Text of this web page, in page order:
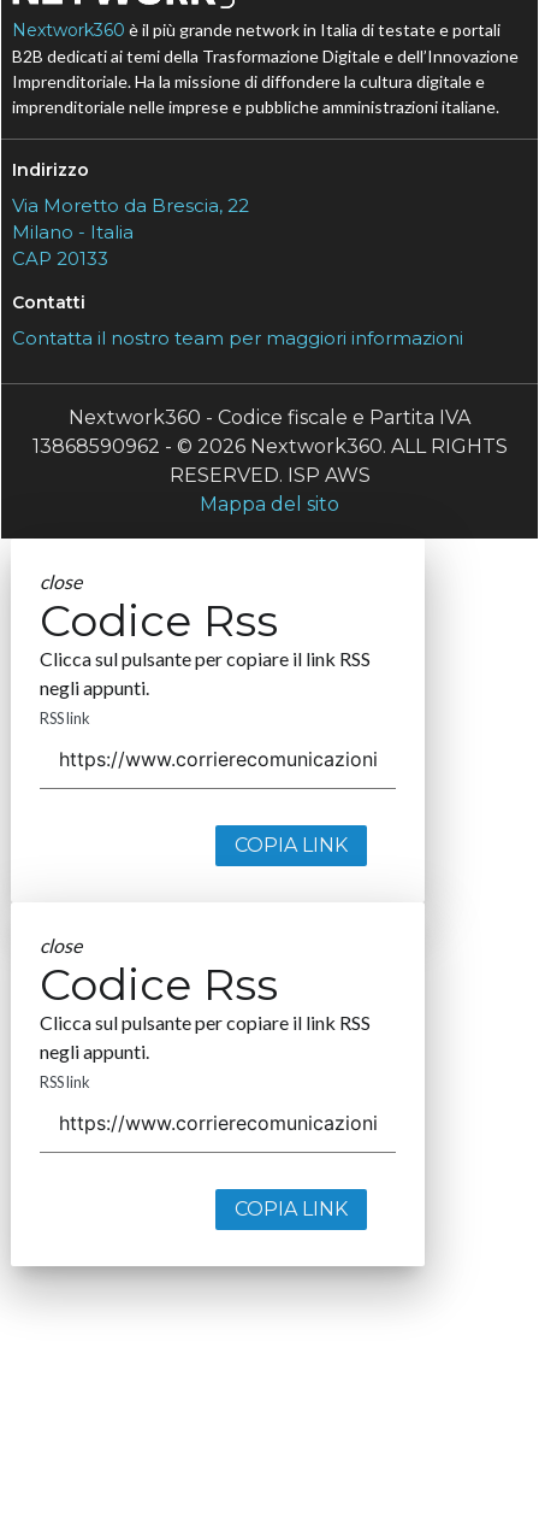
Nextwork360 è il più grande network in Italia di testate e portali
B2B dedicati ai temi della Trasformazione Digitale e dell’Innovazione
Imprenditoriale. Ha la missione di diffondere la cultura digitale e
imprenditoriale nelle imprese e pubbliche amministrazioni italiane.
Indirizzo
Via Moretto da Brescia, 22
Milano - Italia
CAP 20133
Contatti
Contatta il nostro team per maggiori informazioni
Nextwork360 - Codice fiscale e Partita IVA
13868590962 - © 2026 Nextwork360. ALL RIGHTS
RESERVED. ISP AWS
Mappa del sito
close
Codice Rss
Clicca sul pulsante per copiare il link RSS
negli appunti.
RSS link
COPIA LINK
close
Codice Rss
Clicca sul pulsante per copiare il link RSS
negli appunti.
RSS link
COPIA LINK